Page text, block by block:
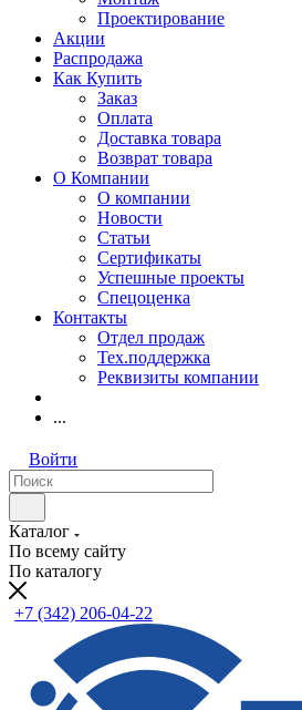
Проектирование
Акции
Распродажа
Как Купить
Заказ
Оплата
Доставка товара
Возврат товара
О Компании
О компании
Новости
Статьи
Сертификаты
Успешные проекты
Спецоценка
Контакты
Отдел продаж
Тех.поддержка
Реквизиты компании
...
Войти
Каталог
По всему сайту
По каталогу
+7 (342) 206-04-22